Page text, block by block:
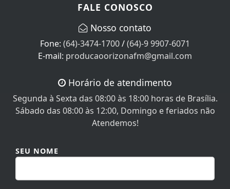
FALE CONOSCO
Nosso contato
Fone: (64)-3474-1700/(64)-9 9907-6071
E-mail: producaoorizonafm@gmail.com
Horário de atendimento
Segunda à Sexta das 08:00 às 18:00 horas de Brasília.
Sábado das 08:00 às 12:00, Domingo e feriados não
Atendemos!
SEU NOME